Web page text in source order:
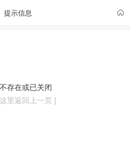
提示信息
存在或已关闭
里返回上一页 ]